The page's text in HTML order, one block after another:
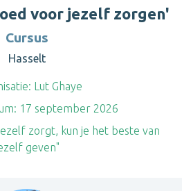
voor jezelf zorgen'
Cursus
Hasselt
Lut Ghaye
17 september 2026
zorgt, kun je het beste van
geven"